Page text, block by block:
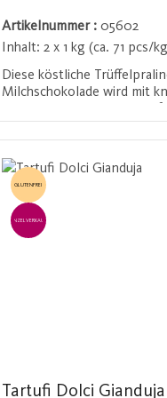
Artikelnummer : 05602
Inhalt: 2 x 1 kg (ca. 71 pcs/
Diese köstliche
Milchschokolade wird mit
bietet ein einzigartiges
Geschmackserlebnis. Die
zergeht förmlich auf der
während die Amaretti und
einen angenehmen Crunch
Ideal als süße Belohnung
zwischendurch oder als
Anmelden /
GLUTENFREI
EINZELVERKAUF
Tartufi Dolci Gianduja